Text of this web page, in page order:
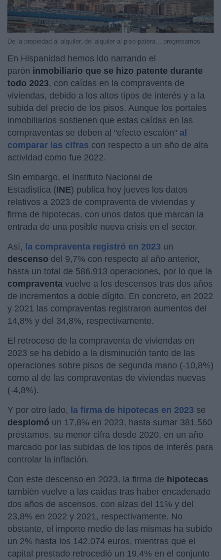
De la propiedad al alquiler, del alquiler al piso-patera... progresamos
En Hispanidad hemos ido narrando el
parón inmobiliario que se hizo patente durante
todo 2023, con caídas en la compraventa de
viviendas, debido a los altos tipos de interés y a la
subida del precio de los pisos. Aunque los portales
inmobiliarios sostienen que estas caídas en las
compraventas se deben al "efecto escalón" al
comparar las cifras con respecto a un año de alta
actividad como fue 2022.
Sin embargo, el Instituto Nacional de
Estadística (INE) publica hoy jueves los datos
relativos a 2023 de compraventa de viviendas y
firma de hipotecas, con unos datos que marcan la
entrada de una posible nueva crisis en el sector.
Así, la compraventa registró en 2023 un
descenso del 9,7% con respecto al año anterior,
hasta un total de 586.913 operaciones, por lo que la
compraventa vuelve a los descensos tras dos años
de incrementos a doble dígito. En concreto, en 2022
y 2021 las compraventas registraron aumentos del
14,8% y del 34,8%, respectivamente.
El retroceso de la compraventa de viviendas en
2023 se ha debido a la disminución tanto de las
operaciones sobre pisos de segunda mano (-10,8%)
como al de las compraventas de viviendas nuevas
(-4,8%).
Y por otro lado, la firma de hipotecas en 2023 se
desplomó un 17,8% en 2023, hasta sumar 381.560
préstamos, su menor cifra desde 2020, en un año
marcado por las subidas de los tipos de interés para
controlar la inflación.
Con este descenso en 2023, la firma de hipotecas
también vuelve a las caídas tras haber encadenado
dos años de ascensos, con alzas del 11% y del
23,8% en 2022 y 2021, respectivamente. No
obstante, el importe medio de las mismas ha subido
un 2% hasta los 142.074 euros, mientras que el
capital prestado retrocedió un 19,4% en el conjunto